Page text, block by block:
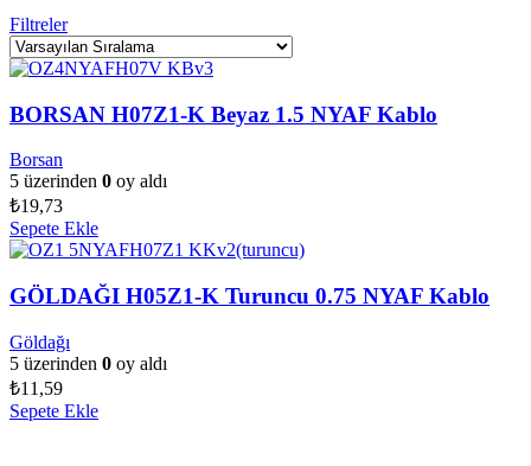
Filtreler
BORSAN H07Z1-K Beyaz 1.5 NYAF Kablo
Borsan
5 üzerinden 0 oy aldı
₺19,73
Sepete Ekle
GÖLDAĞI H05Z1-K Turuncu 0.75 NYAF Kablo
Göldağı
5 üzerinden 0 oy aldı
₺11,59
Sepete Ekle